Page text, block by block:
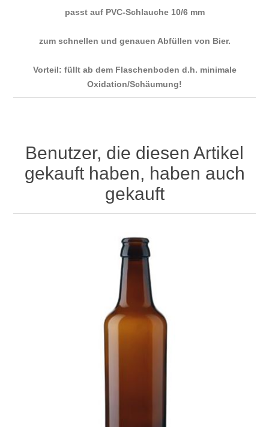
passt auf PVC-Schlauche 10/6 mm
zum schnellen und genauen Abfüllen von Bier.
Vorteil: füllt ab dem Flaschenboden d.h. minimale
Oxidation/Schäumung!
Benutzer, die diesen Artikel
gekauft haben, haben auch
gekauft